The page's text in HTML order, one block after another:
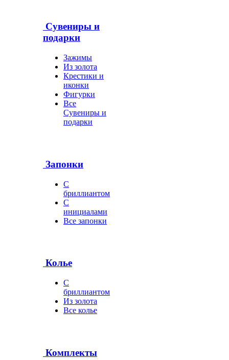
Сувениры и
подарки
Зажимы
Из золота
Крестики и
иконки
Фигурки
Все
Сувениры и
подарки
Запонки
С
бриллиантом
С
инициалами
Все запонки
Колье
С
бриллиантом
Из золота
Все колье
Комплекты